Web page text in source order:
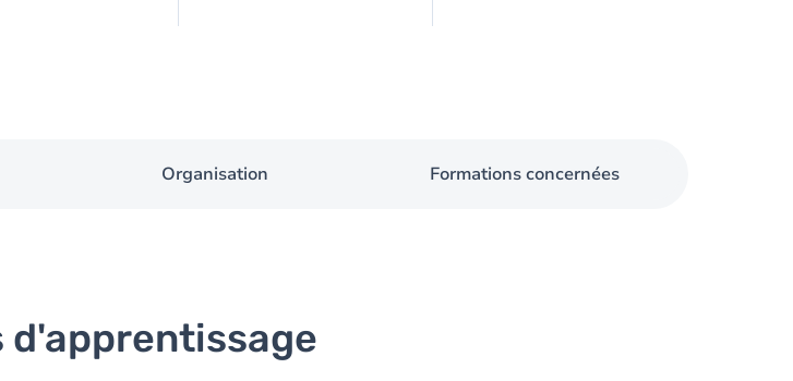
Organisation Formations concernées
d'apprentissage